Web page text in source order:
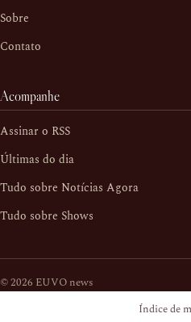
Sobre
Contato
Acompanhe
Assinar o RSS
Últimas do dia
Tudo sobre Notícias Agora
Tudo sobre Shows
© 2026 EUVO news
Índice de